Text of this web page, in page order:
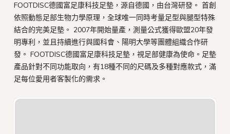
FOOTDISC德國富足康科技足墊，源自德國，由台灣研發。 首創
依照動態足部生物力學原理，全球唯一同時考量足型與腿型特殊
結合的完美足墊。 2007年開始量產，測量公式獲得歐盟20年發
明專利，並且持續進行與國科會、陽明大學等團體組織合作研
發。 FOOTDISC德國富足康科技足墊，視足部健康為使命。足墊
產品針對不同功能取向，有18種不同的尺碼及多種對應款式，滿
足每位愛用者客製化的需求。